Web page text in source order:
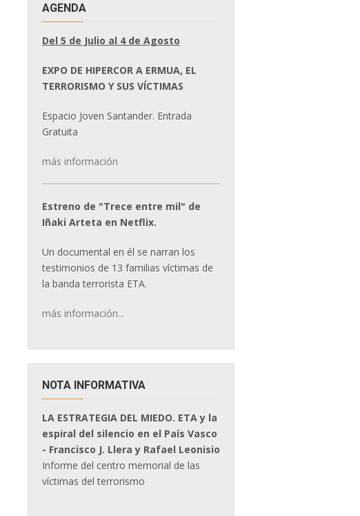
AGENDA
Del 5 de Julio al 4 de Agosto
EXPO DE HIPERCOR A ERMUA, EL
TERRORISMO Y SUS VÍCTIMAS
Espacio Joven Santander. Entrada
Gratuita
más información
Estreno de "Trece entre mil" de
Iñaki Arteta en Netflix.
Un documental en él se narran los
testimonios de 13 familias víctimas de
la banda terrorista ETA.
más información...
NOTA INFORMATIVA
LA ESTRATEGIA DEL MIEDO. ETA y la
espiral del silencio en el País Vasco
- Francisco J. Llera y Rafael Leonisio
Informe del centro memorial de las
víctimas del terrorismo